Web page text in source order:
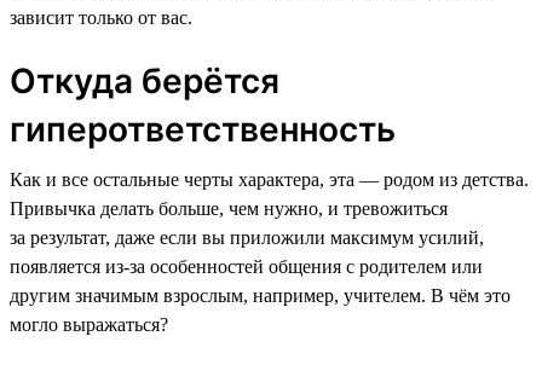
зависит только от вас.
Откуда берётся
гиперответственность
Как и все остальные черты характера, эта — родом из детства.
Привычка делать больше, чем нужно, и тревожиться
за результат, даже если вы приложили максимум усилий,
появляется из-за особенностей общения с родителем или
другим значимым взрослым, например, учителем. В чём это
могло выражаться?